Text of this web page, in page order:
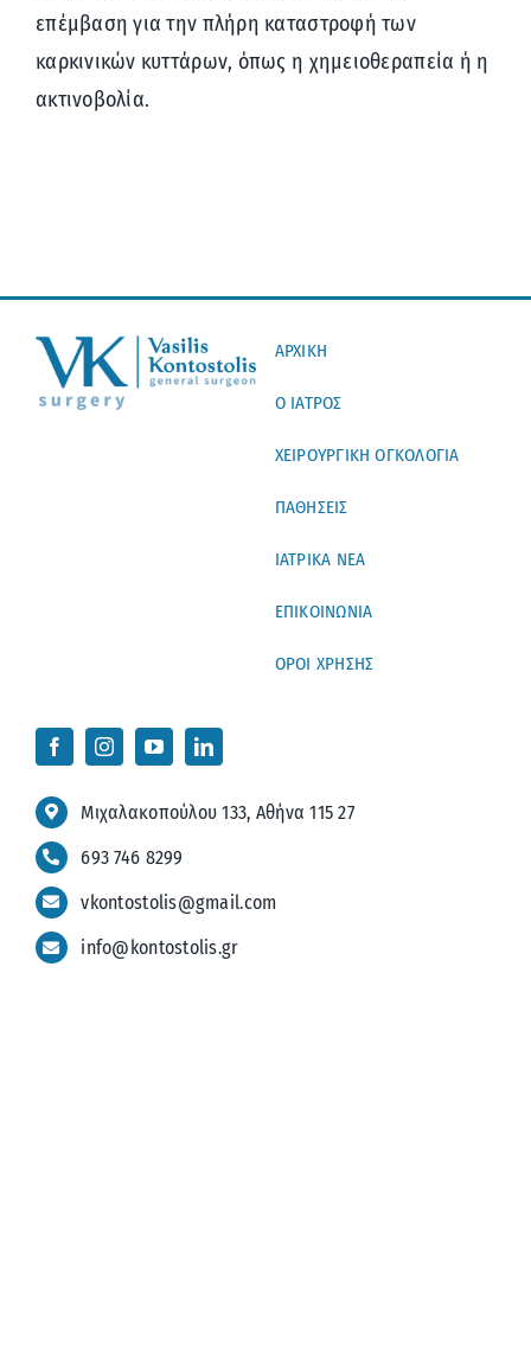
επέμβαση για την πλήρη καταστροφή των
καρκινικών κυττάρων, όπως η χημειοθεραπεία ή η
ακτινοβολία.
ΑΡΧΙΚΗ
Ο ΙΑΤΡΟΣ
ΧΕΙΡΟΥΡΓΙΚΗ ΟΓΚΟΛΟΓΙΑ
ΠΑΘΗΣΕΙΣ
ΙΑΤΡΙΚΑ ΝΕΑ
ΕΠΙΚΟΙΝΩΝΙΑ
ΟΡΟΙ ΧΡΗΣΗΣ
Μιχαλακοπούλου 133, Αθήνα 115 27
693 746 8299
vkontostolis@gmail.com
info@kontostolis.gr